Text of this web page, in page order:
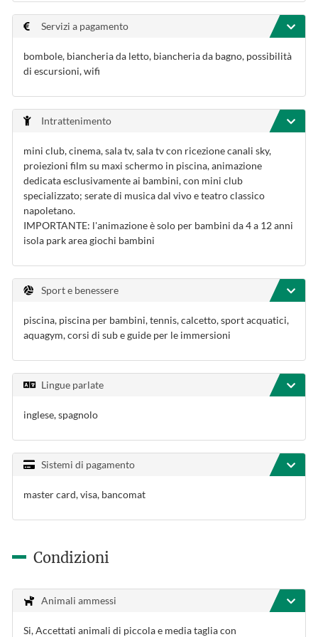
Servizi a pagamento
bombole, biancheria da letto, biancheria da bagno, possibilità
di escursioni, wifi
Intrattenimento
mini club, cinema, sala tv, sala tv con ricezione canali sky,
proiezioni film su maxi schermo in piscina, animazione
dedicata esclusivamente ai bambini, con mini club
specializzato; serate di musica dal vivo e teatro classico
napoletano.
IMPORTANTE: l'animazione è solo per bambini da 4 a 12 anni
isola park area giochi bambini
Sport e benessere
piscina, piscina per bambini, tennis, calcetto, sport acquatici,
aquagym, corsi di sub e guide per le immersioni
Lingue parlate
inglese, spagnolo
Sistemi di pagamento
master card, visa, bancomat
Condizioni
Animali ammessi
Si, Accettati animali di piccola e media taglia con